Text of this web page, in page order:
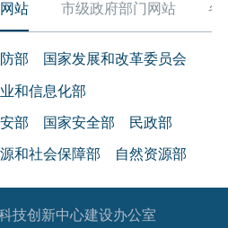
站 市级政府部门网站 各
部 国家发展和改革委员会
和信息化部
部 国家安全部 民政部
和社会保障部 自然资源部
设部 交通运输部 水利部
和旅游部
技创新中心建设办公室